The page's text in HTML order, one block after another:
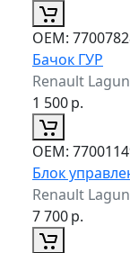
ОЕМ:
Бачок ГУР
Renault
1 500р.
ОЕМ:
Блок
Renault
7 700р.